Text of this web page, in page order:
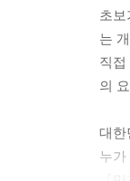
13
14
15
16
-오
-낙
초
는
직
의
대한
누가